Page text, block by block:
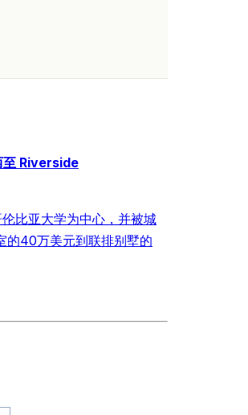
至 Riverside
比亚大学为中心，并被城
的40万美元到联排别墅的